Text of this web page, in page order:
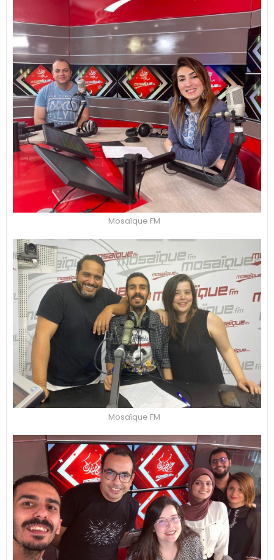
Mosaïque FM
Mosaïque FM